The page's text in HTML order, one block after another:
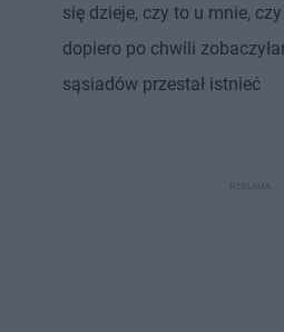
się dzieje, czy to u mnie,
dopiero po chwili
sąsiadów przestał istnieć